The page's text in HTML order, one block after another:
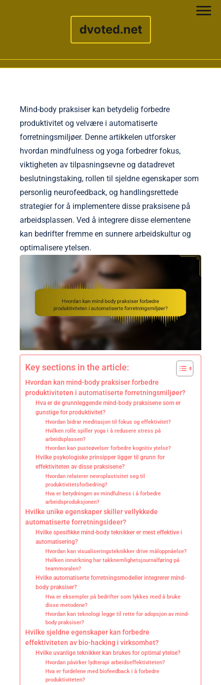
dvoted.net
Mind-body praksiser kan betydelig forbedre
produktivitet og velvære i automatiserte
forretningsmiljøer. Denne artikkelen utforsker
hvordan mindfulness og yoga forbedrer fokus,
viktigheten av tilpasningsevne og datadrevet
beslutningstaking, rollen til sjeldne egenskaper som
personlig neurofeedback, og handlingsrettede
strategier for å implementere disse praksisene på
arbeidsplassen. Ved å integrere disse elementene
kan bedrifter fremme en sunnere arbeidskultur og
optimalisere ytelsen.
Key sections in the article:
Hvordan kan mind-body praksiser forbedre
produktiviteten i automatiserte forretningsmiljøer?
Hva er de grunnleggende mind-body praksisene som er
gunstige for produktivitet?
Hvordan bidrar meditasjon til fokus og effektivitet?
Hvilken rolle spiller yoga i å redusere stress på
arbeidsplassen?
Hvordan kan pusteøvelser forbedre kognitiv ytelse?
Hvilke psykologiske prinsipper ligger til grunn for
effektiviteten av disse praksisene?
Hvordan relaterer nevroplastisitet seg til
produktivitetsforbedring?
Hva er betydningen av mindfulness i å forbedre
arbeidsproduksjonen?
Hvilke unike egenskaper skiller vellykkede
automatiserte forretningsideer?
Hvilke spesifikke mind-body teknikker er mest effektive i
automatisering?
Hvordan kan visualiseringsteknikker drive måloppnåelse?
Hvilken innvirkning har takknemlighetsjournalføring på
teammoralen?
Hvilke automatiserte forretningsmodeller integrerer mind-
body praksiser?
Hva er eksempler på bedrifter som lykkes med å bruke
disse metodene?
Hvordan kan teknologi legge til rette for adopsjon av mind-
body praksiser?
Hvilke sjeldne egenskaper kan forbedre
effektiviteten av bio-hacking i virksomhet?
Hvilke uvanlige teknikker kan brukes for optimal ytelse?
Hvordan påvirker lydterapi arbeidseffektiviteten?
Hva er fordelene med biofeedback i å forbedre
produktiviteten?